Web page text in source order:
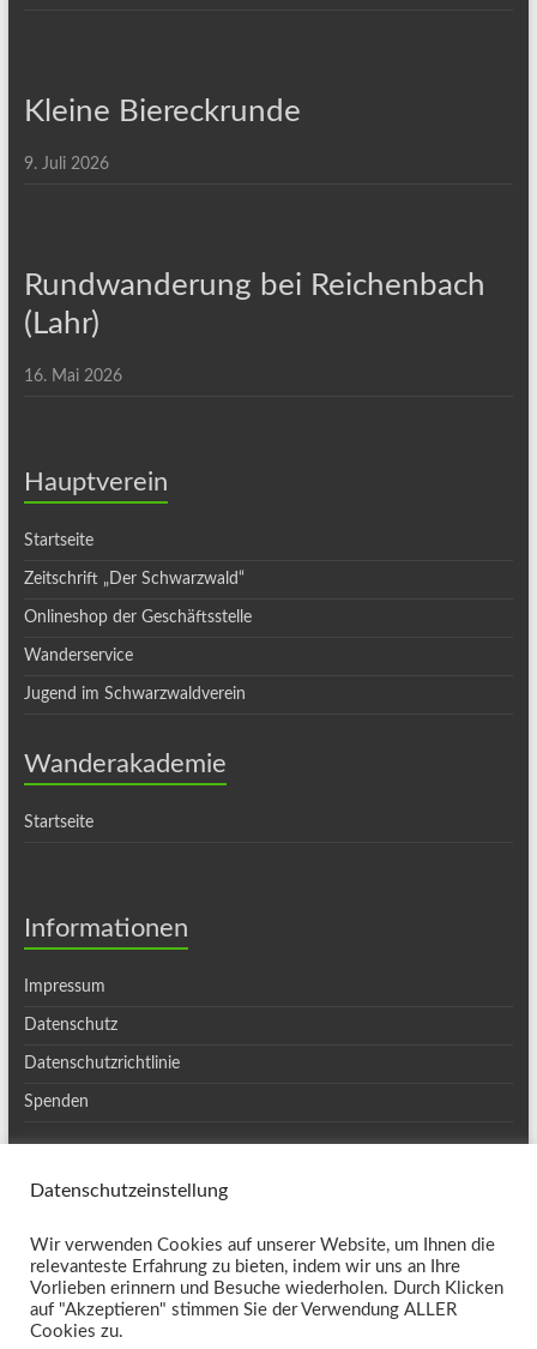
Kleine Biereckrunde
9. Juli 2026
Rundwanderung bei Reichenbach
(Lahr)
16. Mai 2026
Hauptverein
Startseite
Zeitschrift „Der Schwarzwald“
Onlineshop der Geschäftsstelle
Wanderservice
Jugend im Schwarzwaldverein
Wanderakademie
Startseite
Informationen
Impressum
Datenschutz
Datenschutzrichtlinie
Spenden
Spacious von ThemeGrill. Präsentiert von:WordPress.
Kontakt
Datenschutzeinstellung
Wir verwenden Cookies auf unserer Website, um Ihnen die
relevanteste Erfahrung zu bieten, indem wir uns an Ihre
Vorlieben erinnern und Besuche wiederholen. Durch Klicken
auf "Akzeptieren" stimmen Sie der Verwendung ALLER
Cookies zu.